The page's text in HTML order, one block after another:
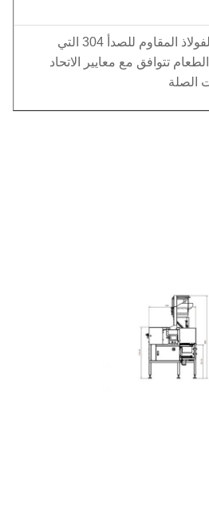
أجزاء من الفولاذ المقاوم للصدأ 304 التي
تتوافق مع معايير الاتحاد
الصلة